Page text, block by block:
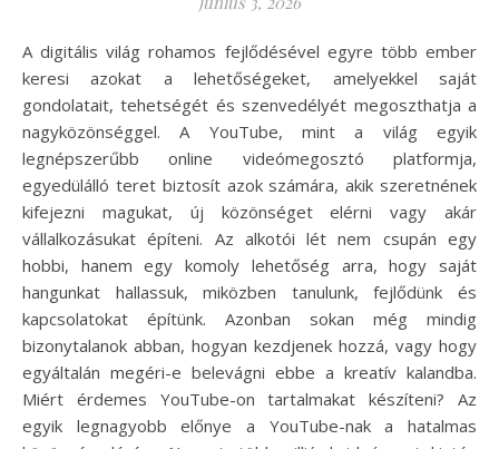
A digitális világ rohamos fejlődésével egyre több ember
keresi azokat a lehetőségeket, amelyekkel saját
gondolatait, tehetségét és szenvedélyét megoszthatja a
nagyközönséggel. A YouTube, mint a világ egyik
legnépszerűbb online videómegosztó platformja,
egyedülálló teret biztosít azok számára, akik szeretnének
kifejezni magukat, új közönséget elérni vagy akár
vállalkozásukat építeni. Az alkotói lét nem csupán egy
hobbi, hanem egy komoly lehetőség arra, hogy saját
hangunkat hallassuk, miközben tanulunk, fejlődünk és
kapcsolatokat építünk. Azonban sokan még mindig
bizonytalanok abban, hogyan kezdjenek hozzá, vagy hogy
egyáltalán megéri-e belevágni ebbe a kreatív kalandba.
Miért érdemes YouTube-on tartalmakat készíteni? Az
egyik legnagyobb előnye a YouTube-nak a hatalmas